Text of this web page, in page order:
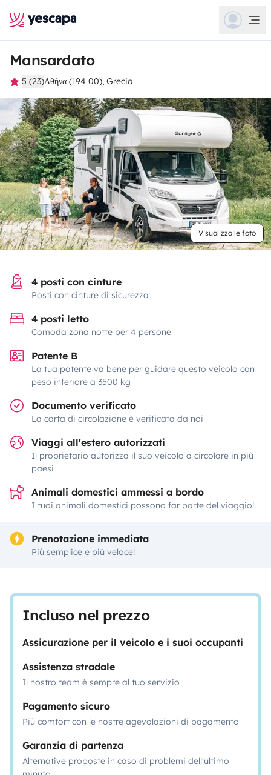
Mansardato
5 (23)Αθήνα (194 00), Grecia
Visualizza le foto
4 posti con cinture
Posti con cinture di sicurezza
4 posti letto
Comoda zona notte per 4 persone
Patente B
La tua patente va bene per guidare questo veicolo con
peso inferiore a 3500 kg
Documento verificato
La carta di circolazione è verificata da noi
Viaggi all'estero autorizzati
Il proprietario autorizza il suo veicolo a circolare in più
paesi
Animali domestici ammessi a bordo
I tuoi animali domestici possono far parte del viaggio!
Prenotazione immediata
Più semplice e più veloce!
Incluso nel prezzo
Assicurazione per il veicolo e i suoi occupanti
Assistenza stradale
Il nostro team è sempre al tuo servizio
Pagamento sicuro
Più comfort con le nostre agevolazioni di pagamento
Garanzia di partenza
Alternative proposte in caso di problemi dell'ultimo